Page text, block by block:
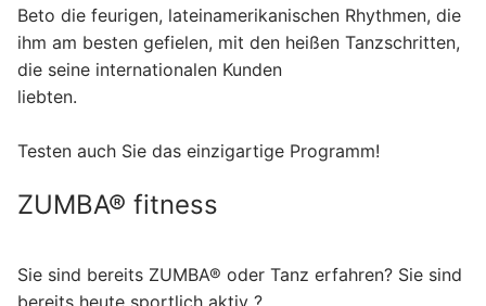
Boule
Funktionelle Gymnastik
Kickboxen
Pilates
Jugendvolleyball
Kickboxen
Leichtathletik
Impressum
Beto die feurigen, lateinamerikanischen Rhythmen, die
ihm am besten gefielen, mit den heißen Tanzschritten,
die seine internationalen Kunden
liebten.
Testen auch Sie das einzigartige Programm!
ZUMBA® fitness
Sie sind bereits ZUMBA® oder Tanz erfahren? Sie sind